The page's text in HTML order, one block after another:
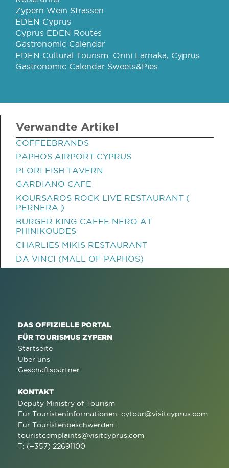
Zypern Wein Strassen
EDEN Cyprus
Cyprus EDEN Routes
Gastronomic Calendar
EDEN Cultural Tourism: Orini Larnaka, Cyprus
Gastronomic Calendar Sweets&Pies
Verwandte Artikel
COFFEEBRANDS
PAPHOS AIRPORT CYPRUS
PLORI FISH TAVERN
GARDIANO CAFE
KOURSAROS ROCK LIVE RESTAURANT (
PERNERA )
BURGER KING CAFFE NERO AT
PHINIKOUDES
CHARLIES MIKIS RESTAURANT
DA VINCI (MALL OF PAPHOS)
DAS OFFIZIELLE PORTAL
FÜR TOURISMUS ZYPERN
Startseite
Über uns
Geschäftspartner
KONTAKT
Deputy Ministry of Tourism
Für Touristeninformationen: cytour@visitcyprus.com
Für Touristenbeschwerden:
touristcomplaints@visitcyprus.com
T: (+357) 22691100